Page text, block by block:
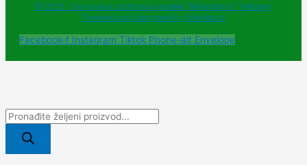
© 2025 - Sva prava zadržava Apoteke "Belladonna" Trebinje |
Powered and designed by Webherzz
Facebook-f Instagram Tiktok Phone-alt Envelope